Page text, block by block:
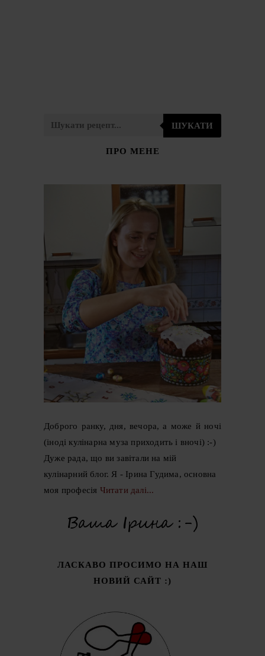
ШУКАТИ
ПРО МЕНЕ
Доброго ранку, дня, вечора, а може й ночі
(іноді кулінарна муза приходить і вночі) :-)
Дуже рада, що ви завітали на мій
кулінарний блог. Я - Ірина Гудима, основна
моя професія Читати далі...
ЛАСКАВО ПРОСИМО НА НАШ
НОВИЙ САЙТ :)